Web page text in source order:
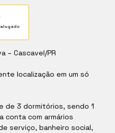
alugado
– Cascavel/PR
localização em um só
de 3 dormitórios, sendo 1
conta com armários
serviço, banheiro social,